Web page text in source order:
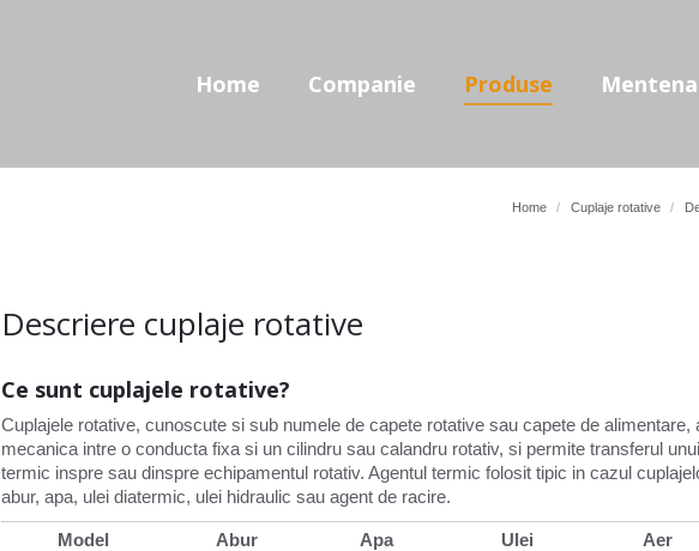
Home Companie Produse
Home Cuplaje rotative
Descriere cuplaje rotative
Ce sunt cuplajele rotative?
Cuplajele rotative, cunoscute si sub numele de capete rotative sau capete de alimentare,
mecanica intre o conducta fixa si un cilindru sau calandru rotativ, si permite transferul
termic inspre sau dinspre echipamentul rotativ. Agentul termic folosit tipic in cazul
abur, apa, ulei diatermic, ulei hidraulic sau agent de racire.
Model Abur Apa Ulei Aer